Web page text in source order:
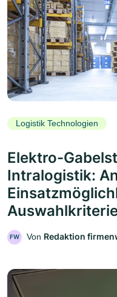
Logistik Technologien
Elektro-
Intralogistik:
FW Von Redaktion